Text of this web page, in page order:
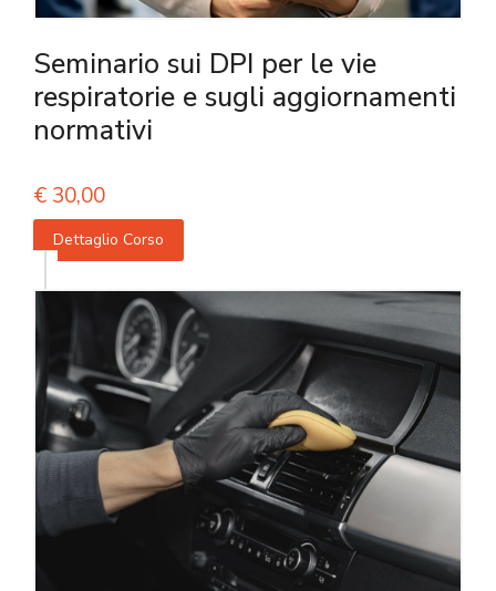
Seminario sui DPI per le vie
respiratorie e sugli aggiornamenti
normativi
€ 30,00
Dettaglio Corso